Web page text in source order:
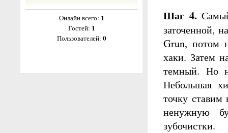
Онлайн всего: 1
Гостей: 1
Пользователей: 0
Шаг 4.Самый
заточенной,
Grun, потом
хаки. Затем
темный. Но
Небольшая
точку
ненужную
зубочистки.